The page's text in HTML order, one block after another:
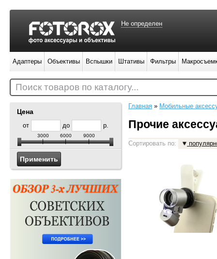
Цена
от до р.
3000 6000 9000
Главная » Мобильные
Прочие
Сортировать по:
Не определен
Адаптеры Объективы Вспышки Штативы Фильтры
Поиск товаров по каталогу...